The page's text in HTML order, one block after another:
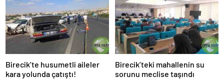
Birecik’te husumetli aileler
kara yolunda çatıştı!
Birecik’teki mahallenin su
sorunu meclise taşındı